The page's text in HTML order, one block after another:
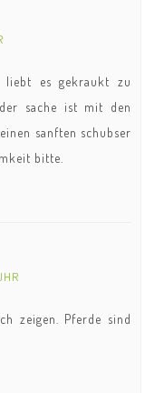
liebt es gekraukt zu
sache ist mit den
sanften schubser
bitte.
zeigen. Pferde sind